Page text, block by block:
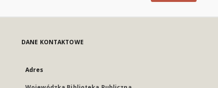
DANE KONTAKTOWE
Adres